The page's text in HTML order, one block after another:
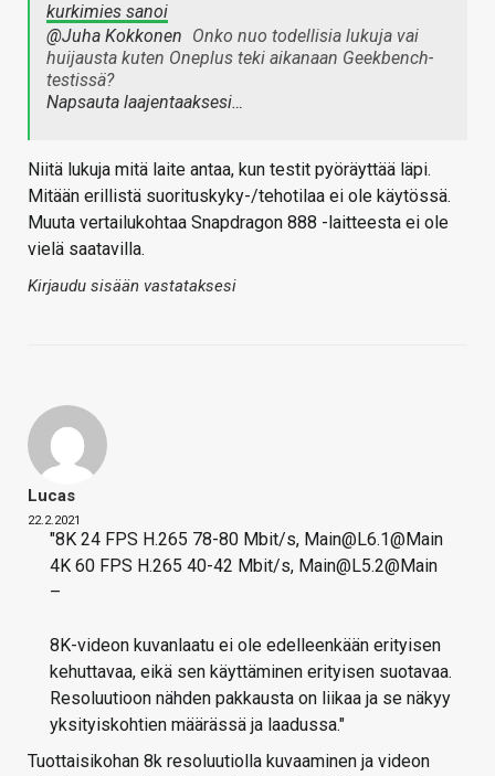
kurkimies sanoi
@Juha Kokkonen Onko nuo todellisia lukuja vai
huijausta kuten Oneplus teki aikanaan Geekbench-
testissä?
Napsauta laajentaaksesi…
Niitä lukuja mitä laite antaa, kun testit pyöräyttää läpi.
Mitään erillistä suorituskyky-/tehotilaa ei ole käytössä.
Muuta vertailukohtaa Snapdragon 888 -laitteesta ei ole
vielä saatavilla.
Kirjaudu sisään vastataksesi
Lucas
22.2.2021
"8K 24 FPS H.265 78-80 Mbit/s, Main@L6.1@Main​
4K 60 FPS H.265 40-42 Mbit/s, Main@L5.2@Main​
–​
8K-videon kuvanlaatu ei ole edelleenkään erityisen
kehuttavaa, eikä sen käyttäminen erityisen suotavaa.
Resoluutioon nähden pakkausta on liikaa ja se näkyy
yksityiskohtien määrässä ja laadussa."​
Tuottaisikohan 8k resoluutiolla kuvaaminen ja videon